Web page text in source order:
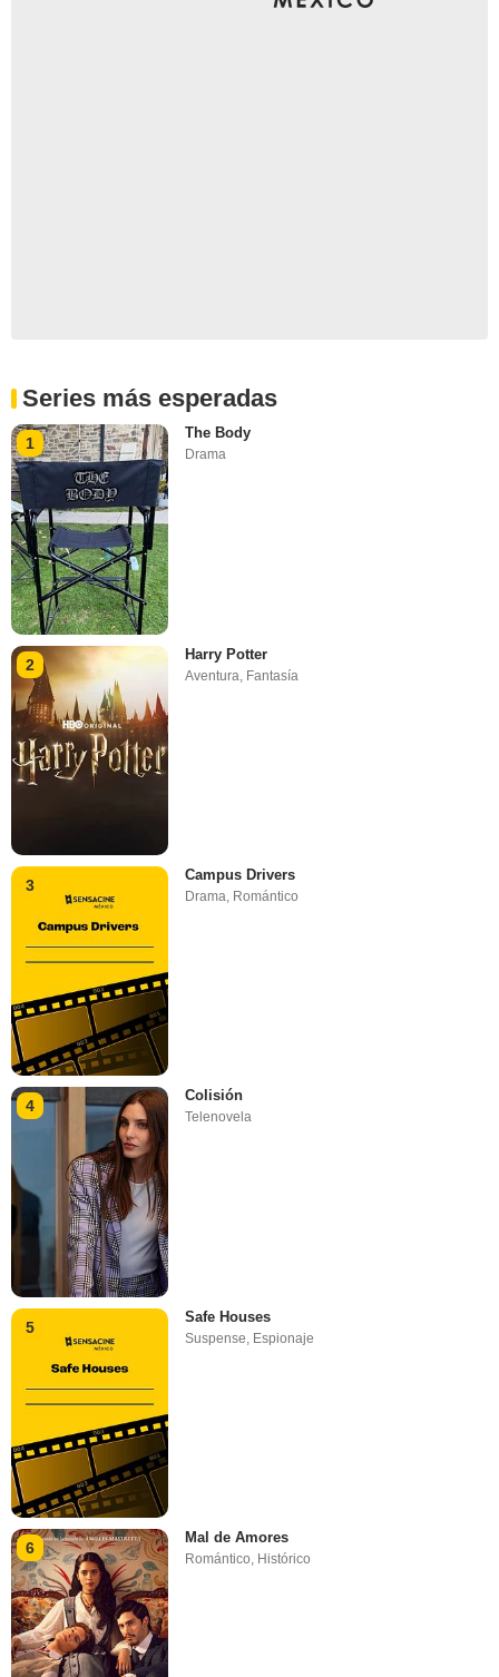
Series más esperadas
1
The Body
Drama
2
Harry Potter
Aventura Fantasía
3
Campus Drivers
Drama, Romántico
4
Colisión
Telenovela
5
Safe Houses
Suspense Espionaje
6
Mal de Amores
Romántico, Histórico